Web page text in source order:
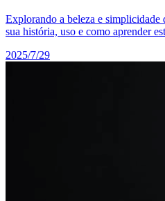
Explorando a beleza e
sua história, uso e como aprender
2025/7/29